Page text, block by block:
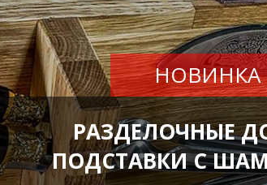
НОВИНКА
РАЗДЕЛОЧНЫЕ
ПОДСТАВКИ С